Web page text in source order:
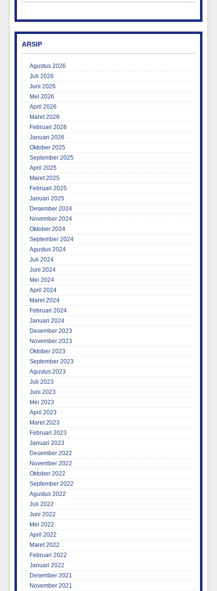
ARSIP
Agustus 2026
Juli 2026
Juni 2026
Mei 2026
April 2026
Maret 2026
Februari 2026
Januari 2026
Oktober 2025
September 2025
April 2025
Maret 2025
Februari 2025
Januari 2025
Desember 2024
November 2024
Oktober 2024
September 2024
Agustus 2024
Juli 2024
Juni 2024
Mei 2024
April 2024
Maret 2024
Februari 2024
Januari 2024
Desember 2023
November 2023
Oktober 2023
September 2023
Agustus 2023
Juli 2023
Juni 2023
Mei 2023
April 2023
Maret 2023
Februari 2023
Januari 2023
Desember 2022
November 2022
Oktober 2022
September 2022
Agustus 2022
Juli 2022
Juni 2022
Mei 2022
April 2022
Maret 2022
Februari 2022
Januari 2022
Desember 2021
November 2021